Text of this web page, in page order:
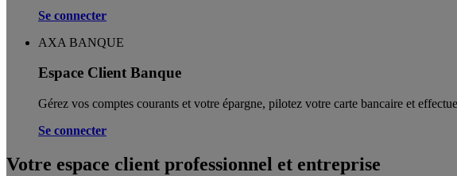
Se connecter
AXA BANQUE
Espace Client Banque
Gérez vos comptes courants et votre épargne, pilotez votre carte bancaire et
Se connecter
Votre espace client professionnel et entreprise